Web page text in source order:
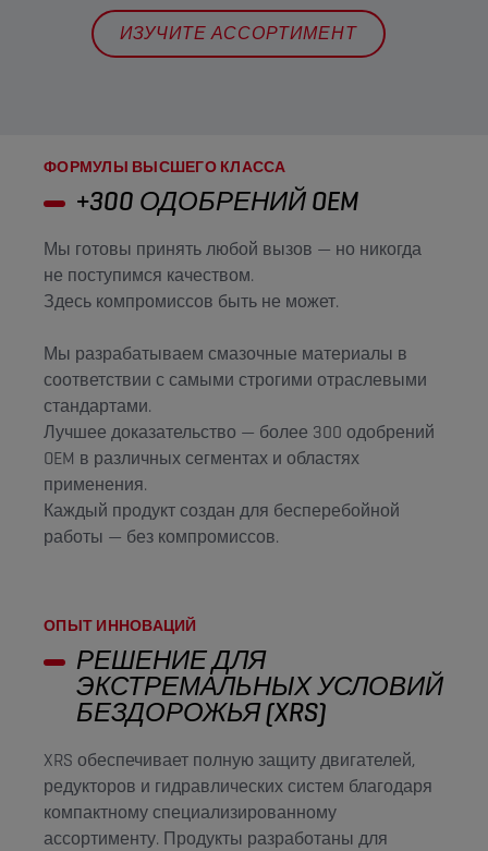
ИЗУЧИТЕ АССОРТИМЕНТ
ФОРМУЛЫ ВЫСШЕГО КЛАССА
+300 ОДОБРЕНИЙ OEM
Мы готовы принять любой вызов — но никогда
не поступимся качеством.
Здесь компромиссов быть не может.
Мы разрабатываем смазочные материалы в
соответствии с самыми строгими отраслевыми
стандартами.
Лучшее доказательство — более 300 одобрений
OEM в различных сегментах и областях
применения.
Каждый продукт создан для бесперебойной
работы — без компромиссов.
ОПЫТ ИННОВАЦИЙ
РЕШЕНИЕ ДЛЯ
ЭКСТРЕМАЛЬНЫХ УСЛОВИЙ
БЕЗДОРОЖЬЯ (XRS)
XRS обеспечивает полную защиту двигателей,
редукторов и гидравлических систем благодаря
компактному специализированному
ассортименту. Продукты разработаны для